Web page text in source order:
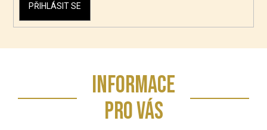
PŘIHLÁSIT SE
INFORMACE
PRO VÁS